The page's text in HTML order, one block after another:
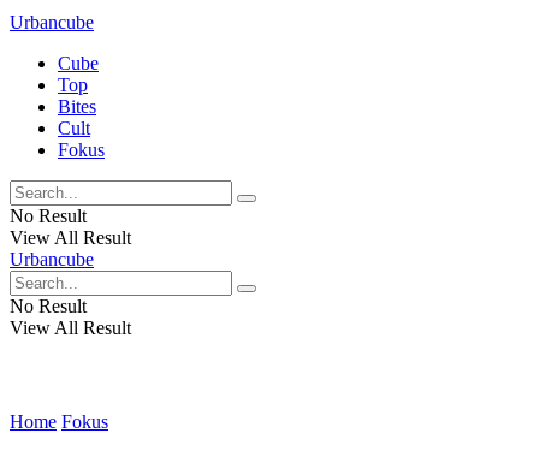
Urbancube
Cube
Top
Bites
Cult
Fokus
No Result
View All Result
Urbancube
No Result
View All Result
Home Fokus